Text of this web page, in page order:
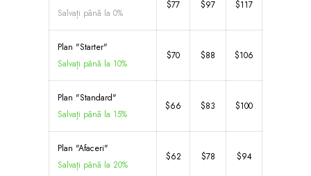
Salvați până la 0%
$77 $97 $117
Plan "Starter"
Salvați până la 10%
$70 $88 $106
Plan "Standard"
Salvați până la 15%
$66 $83 $100
Plan "Afaceri"
Salvați până la 20%
$62 $78 $94